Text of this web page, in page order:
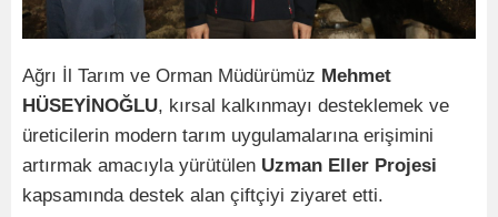
Ağrı İl Tarım ve Orman Müdürümüz Mehmet
HÜSEYİNOĞLU, kırsal kalkınmayı desteklemek ve
üreticilerin modern tarım uygulamalarına erişimini
artırmak amacıyla yürütülen Uzman Eller Projesi
kapsamında destek alan çiftçiyi ziyaret etti.